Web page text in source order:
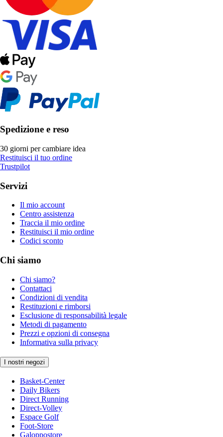
Spedizione e reso
30 giorni per cambiare idea
Restituisci il tuo ordine
Trustpilot
Servizi
Il mio account
Centro assistenza
Traccia il mio ordine
Restituisci il mio ordine
Codici sconto
Chi siamo
Chi siamo?
Contattaci
Condizioni di vendita
Restituzioni e rimborsi
Esclusione di responsabilità legale
Metodi di pagamento
Prezzi e opzioni di consegna
Informativa sulla privacy
I nostri negozi
Basket-Center
Daily Bikers
Direct Running
Direct-Volley
Espace Golf
Foot-Store
Galoppostore